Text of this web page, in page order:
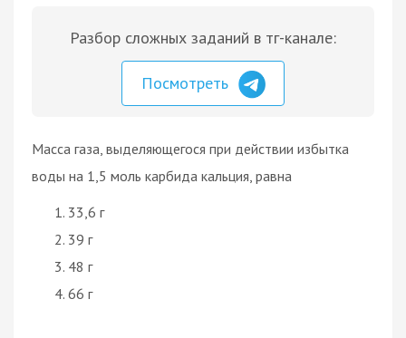
Разбор сложных заданий в тг-канале:
Посмотреть
Масса газа, выделяющегося при действии избытка
воды на 1,5 моль карбида кальция, равна
33,6 г
39 г
48 г
66 г